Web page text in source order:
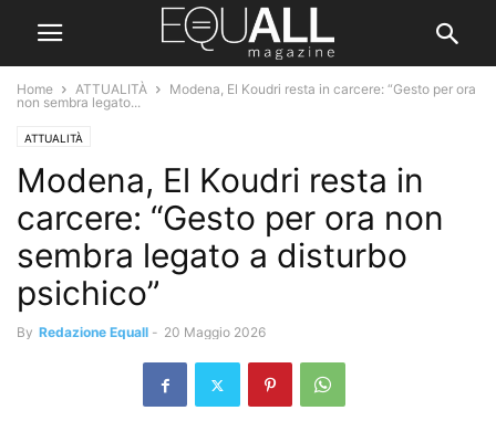
Home ATTUALITÀ
Modena, El Koudri resta in carcere: “Gesto per ora
non sembra legato...
ATTUALITÀ
Modena, El Koudri resta in
carcere: “Gesto per ora non
sembra legato a disturbo
psichico”
By Redazione Equall - 20 Maggio 2026